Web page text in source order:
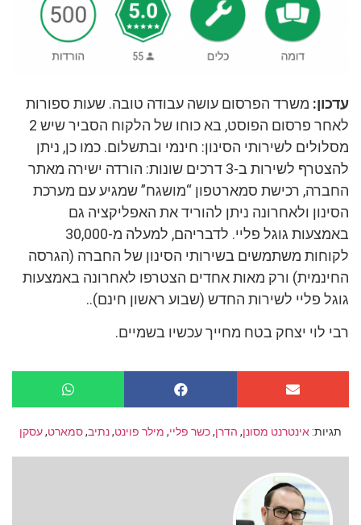
עדכון: משרד הפרסום עושה עבודה טובה. שעות ספורות
לאחר פרסום הפוסט, בא כוחו של הלקוח הסביר שיש 2
מסלולים לשירותי הסינון: חינמי ובתשלום. כמו כן, ניתן
להצטרף לשירות ב-3 דרכים שונות: הורדה ישירה מאתר
החברה, רכישת סמארטפון “מושגח” שמגיע עם מערכת
הסינון ולאחרונה ניתן להוריד את האפליקציה גם
באמצעות גוגל פליי. לדבריהם, למעלה מ-30,000
לקוחות משתמשים בשירותי הסינון של החברה (הגרסה
החינמית) ורק מאות אחדים הצטרפו לאחרונה באמצעות
גוגל פליי לשירות החדש (שבוע ראשון חינם)..
רבי לוי יצחק בטח מחייך עכשיו בשמיים.
תגיות: אינטרנט מסונן, הדרן,כשר פליי, מילר פוינט,נתיב,סמארט,עסקן